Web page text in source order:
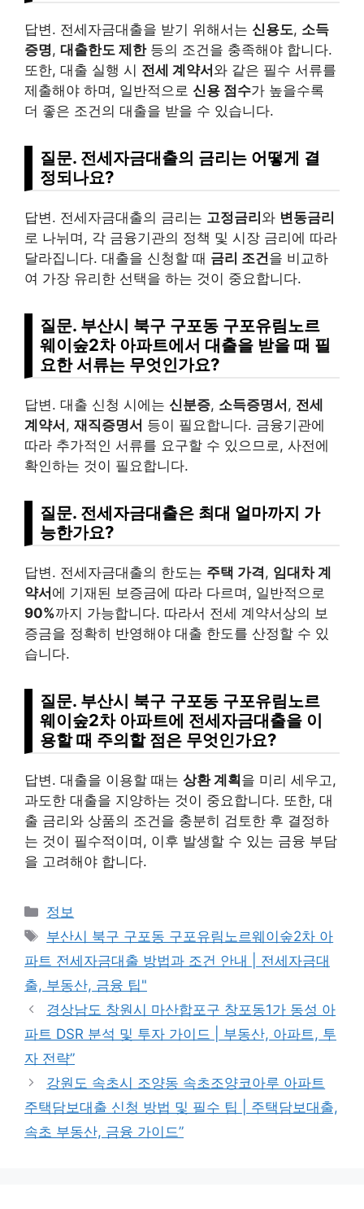
답변. 전세자금대출을 받기 위해서는 신용도, 소득
증명, 대출한도 제한등의 조건을 충족해야 합니다.
또한, 대출 실행 시 전세 계약서와 같은 필수 서류를
제출해야 하며, 일반적으로 신용 점수가 높을수록
더 좋은 조건의 대출을 받을 수 있습니다.
질문. 전세자금대출의 금리는 어떻게 결
정되나요?
답변. 전세자금대출의 금리는 고정금리와 변동금리
로 나뉘며, 각 금융기관의 정책 및 시장 금리에 따라
달라집니다. 대출을 신청할 때 금리 조건을 비교하
여 가장 유리한 선택을 하는 것이 중요합니다.
질문. 부산시 북구 구포동 구포유림노르
웨이숲2차 아파트에서 대출을 받을 때 필
요한 서류는 무엇인가요?
답변. 대출 신청 시에는 신분증, 소득증명서, 전세
계약서, 재직증명서 등이 필요합니다. 금융기관에
따라 추가적인 서류를 요구할 수 있으므로, 사전에
확인하는 것이 필요합니다.
질문. 전세자금대출은 최대 얼마까지 가
능한가요?
답변. 전세자금대출의 한도는 주택 가격, 임대차 계
약서에 기재된 보증금에 따라 다르며, 일반적으로
90%까지 가능합니다. 따라서 전세 계약서상의 보
증금을 정확히 반영해야 대출 한도를 산정할 수 있
습니다.
질문. 부산시 북구 구포동 구포유림노르
웨이숲2차 아파트에 전세자금대출을 이
용할 때 주의할 점은 무엇인가요?
답변. 대출을 이용할 때는 상환 계획을 미리 세우고,
과도한 대출을 지양하는 것이 중요합니다. 또한, 대
출 금리와 상품의 조건을 충분히 검토한 후 결정하
는 것이 필수적이며, 이후 발생할 수 있는 금융 부담
을 고려해야 합니다.
Categories
정보
Tags
부산시 북구 구포동 구포유림노르웨이숲2차 아
파트 전세자금대출 방법과 조건 안내 | 전세자금대
출, 부동산, 금융 팁"
경상남도 창원시 마산합포구 창포동1가 동성 아
파트 DSR 분석 및 투자 가이드 | 부동산, 아파트, 투
자 전략”
강원도 속초시 조양동 속초조양코아루 아파트
주택담보대출 신청 방법 및 필수 팁 | 주택담보대출,
속초 부동산, 금융 가이드”